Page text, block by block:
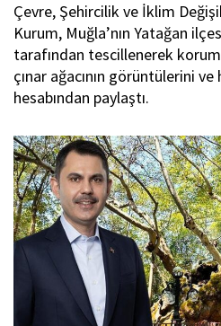
i
g
a
t
i
n
Çevre, Şehircilik ve İklim
Kurum, Muğla’nın Yatağan
tarafından tescillenerek
çınar ağacının görüntülerini
hesabından paylaştı.